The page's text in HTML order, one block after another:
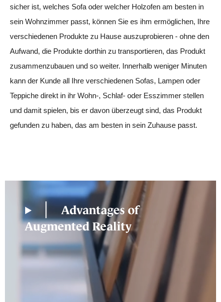
sicher ist, welches Sofa oder welcher Holzofen am besten in
sein Wohnzimmer passt, können Sie es ihm ermöglichen, Ihre
verschiedenen Produkte zu Hause auszuprobieren - ohne den
Aufwand, die Produkte dorthin zu transportieren, das Produkt
zusammenzubauen und so weiter. Innerhalb weniger Minuten
kann der Kunde all Ihre verschiedenen Sofas, Lampen oder
Teppiche direkt in ihr Wohn-, Schlaf- oder Esszimmer stellen
und damit spielen, bis er davon überzeugt sind, das Produkt
gefunden zu haben, das am besten in sein Zuhause passt.
Advantages of
Augmented Reality